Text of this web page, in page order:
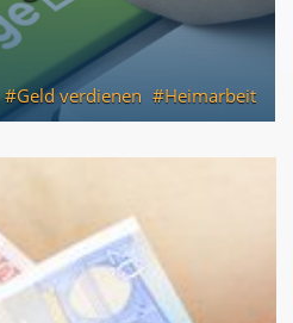
Geld verdienen Heimarbeit